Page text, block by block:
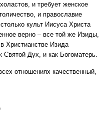
и требует женское
и православие
культ Иисуса Христа
верно – все той же Изиды,
Христианстве Изида
Святой Дух, и как Богоматерь.
отношениях качественный,